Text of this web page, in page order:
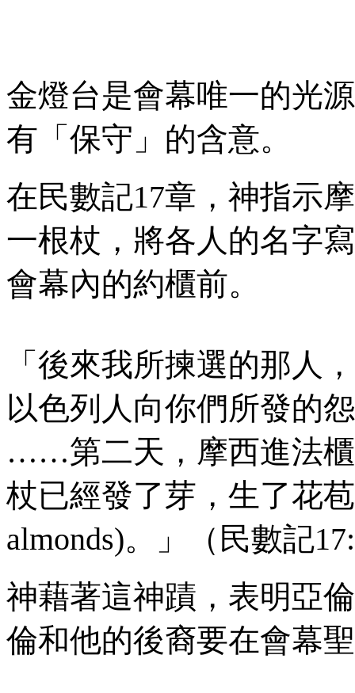
金燈台是會幕唯一的光
有「保守」的含意。
在民數記17章，神指示
一根杖，將各人的名字
會幕內的約櫃前。
「後來我所揀選的那人
以色列人向你們所發的
……第二天，摩西進法
杖已經發了芽，生了花
almonds)。」（民數記
神藉著這神蹟，表明亞
倫和他的後裔要在會幕